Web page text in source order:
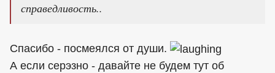
справедливость..
Спасибо - посмеялся от души.
А если серэзно - давайте не будем тут об